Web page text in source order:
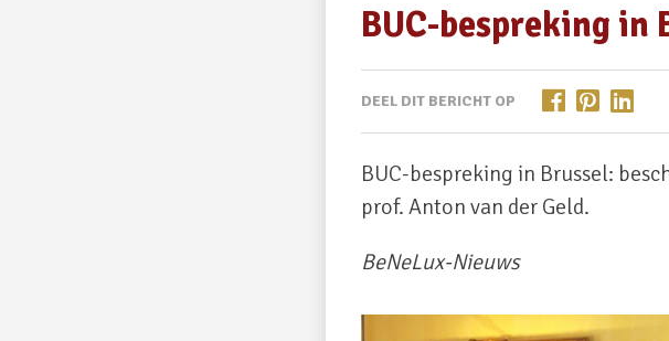
BUC-bespreking in
DEEL DIT BERICHT OP
BUC-bespreking in Brussel:
prof. Anton van der Geld.
BeNeLux-Nieuws